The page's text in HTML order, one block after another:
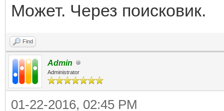
Может. Через поисковик.
Find
Admin
Administrator
01-22-2016, 02:45 PM